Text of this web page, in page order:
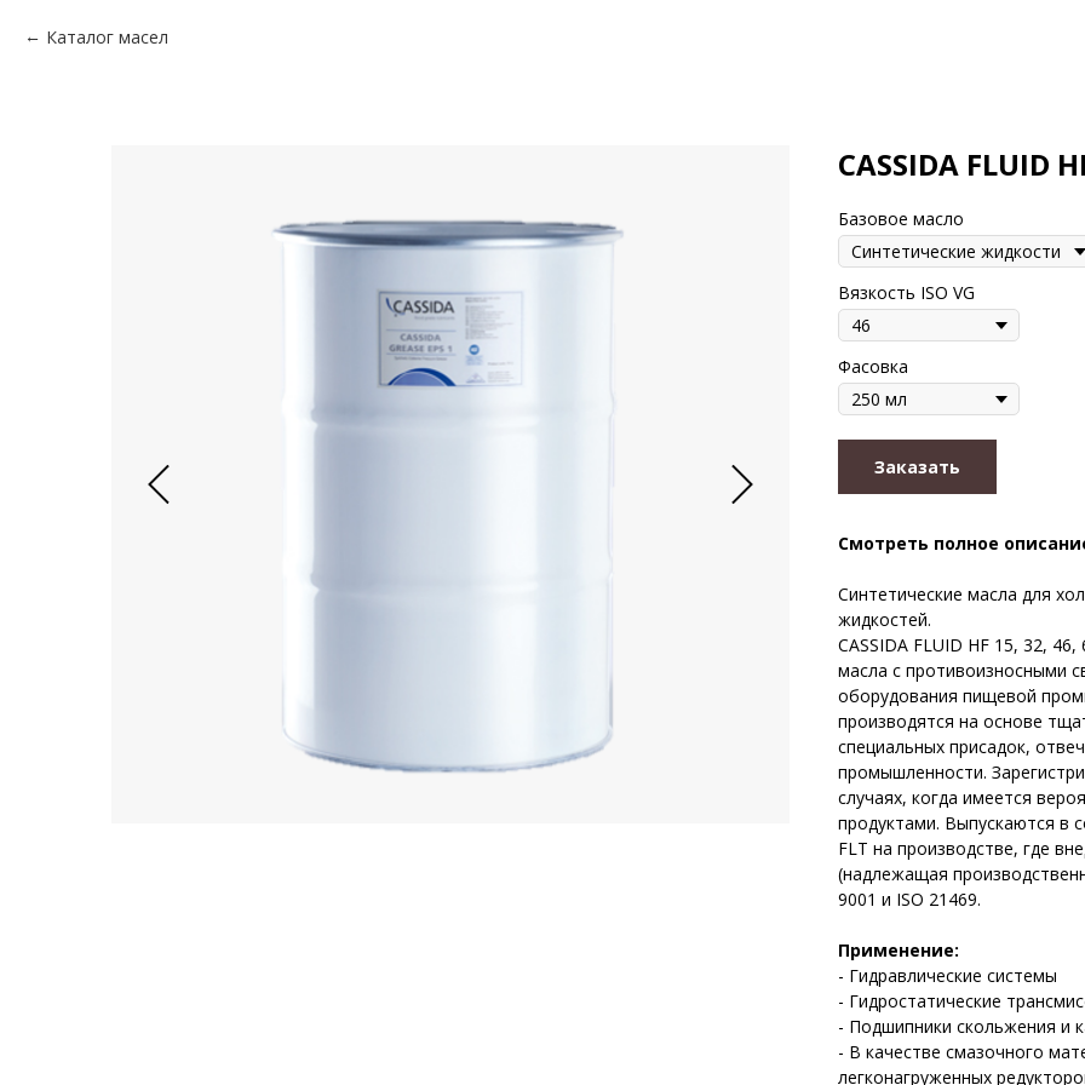
Каталог масел
CASSIDA FLUID
Базовое масло
Вязкость ISO VG
Фасовка
Заказать
Смотреть полное
Синтетические масла для
жидкостей.
CASSIDA FLUID HF 15, 32,
масла с противоизносными
оборудования пищевой
производятся на основе
специальных присадок,
промышленности.
случаях, когда имеется
продуктами. Выпускаются в
FLT на производстве, где
(надлежащая
9001 и ISO 21469.
Применение:
- Гидравлические системы
- Гидростатические
- Подшипники скольжения и
- В качестве смазочного
легконагруженных